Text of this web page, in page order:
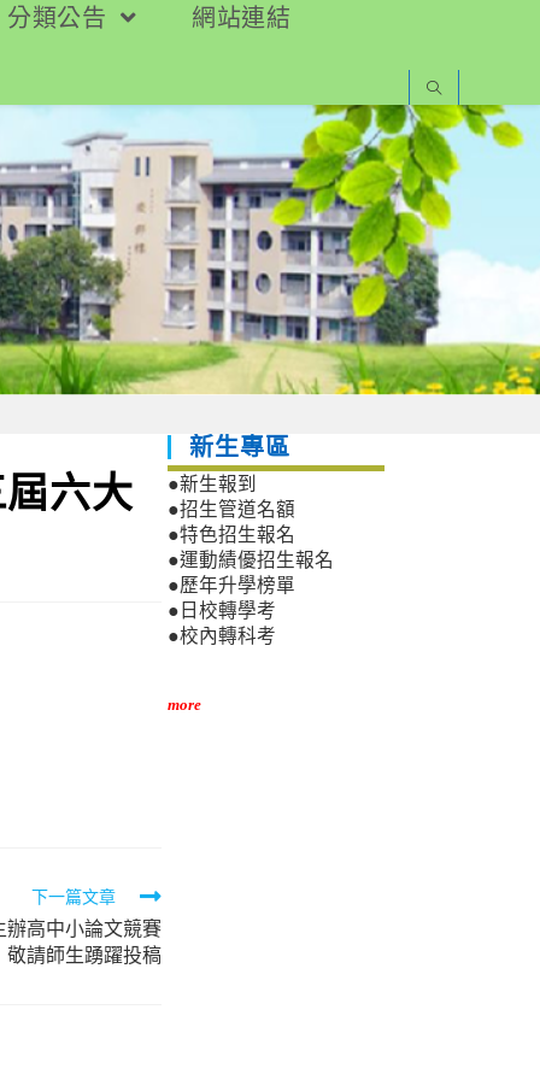
分類公告 網站連結
六大
下一篇文章
高中小論文競賽
敬請師生踴躍投稿
新生專區
●新生報到
●招生管道名額
●特色招生報名
●運動績優招生報名
●歷年升學榜單
●日校轉學考
●校內轉科考
more